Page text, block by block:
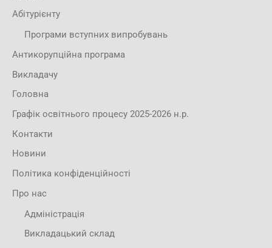
Абітурієнту
Програми вступних випробувань
Антикорупційна програма
Викладачу
Головна
Графік освітнього процесу 2025-2026 н.р.
Контакти
Новини
Політика конфіденційності
Про нас
Адміністрація
Викладацький склад